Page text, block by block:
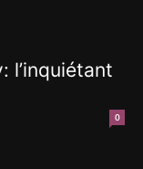
l’inquiétant
0